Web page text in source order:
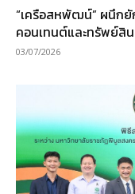
“เครือสหพัฒน์” ผนึกยั
คอนเทนต์และทรัพย์สิ
03/07/2026